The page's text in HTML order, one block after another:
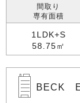
間取り
専有面積
1LDK+S
58.75㎡
BECK